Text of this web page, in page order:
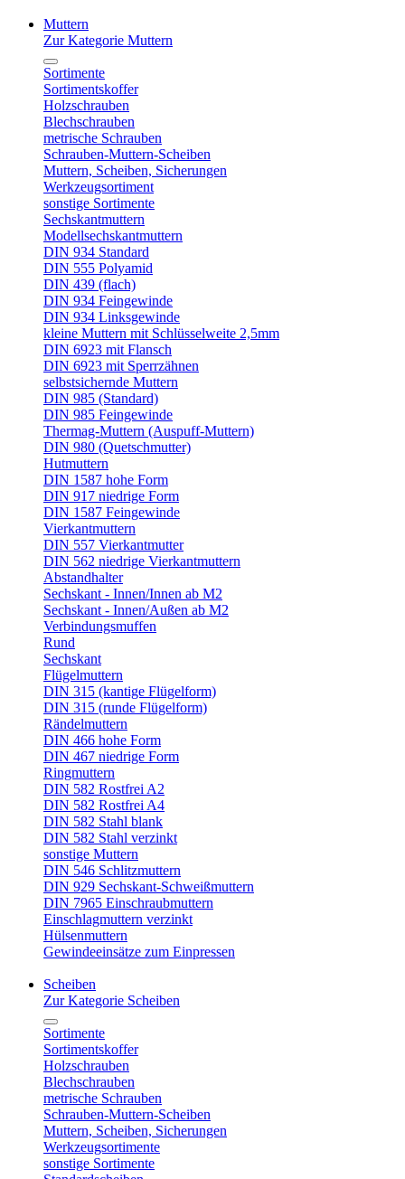
Muttern
Zur Kategorie Muttern
Sortimente
Sortimentskoffer
Holzschrauben
Blechschrauben
metrische Schrauben
Schrauben-Muttern-Scheiben
Muttern, Scheiben, Sicherungen
Werkzeugsortiment
sonstige Sortimente
Sechskantmuttern
Modellsechskantmuttern
DIN 934 Standard
DIN 555 Polyamid
DIN 439 (flach)
DIN 934 Feingewinde
DIN 934 Linksgewinde
kleine Muttern mit Schlüsselweite 2,5mm
DIN 6923 mit Flansch
DIN 6923 mit Sperrzähnen
selbstsichernde Muttern
DIN 985 (Standard)
DIN 985 Feingewinde
Thermag-Muttern (Auspuff-Muttern)
DIN 980 (Quetschmutter)
Hutmuttern
DIN 1587 hohe Form
DIN 917 niedrige Form
DIN 1587 Feingewinde
Vierkantmuttern
DIN 557 Vierkantmutter
DIN 562 niedrige Vierkantmuttern
Abstandhalter
Sechskant - Innen/Innen ab M2
Sechskant - Innen/Außen ab M2
Verbindungsmuffen
Rund
Sechskant
Flügelmuttern
DIN 315 (kantige Flügelform)
DIN 315 (runde Flügelform)
Rändelmuttern
DIN 466 hohe Form
DIN 467 niedrige Form
Ringmuttern
DIN 582 Rostfrei A2
DIN 582 Rostfrei A4
DIN 582 Stahl blank
DIN 582 Stahl verzinkt
sonstige Muttern
DIN 546 Schlitzmuttern
DIN 929 Sechskant-Schweißmuttern
DIN 7965 Einschraubmuttern
Einschlagmuttern verzinkt
Hülsenmuttern
Gewindeeinsätze zum Einpressen
Scheiben
Zur Kategorie Scheiben
Sortimente
Sortimentskoffer
Holzschrauben
Blechschrauben
metrische Schrauben
Schrauben-Muttern-Scheiben
Muttern, Scheiben, Sicherungen
Werkzeugsortimente
sonstige Sortimente